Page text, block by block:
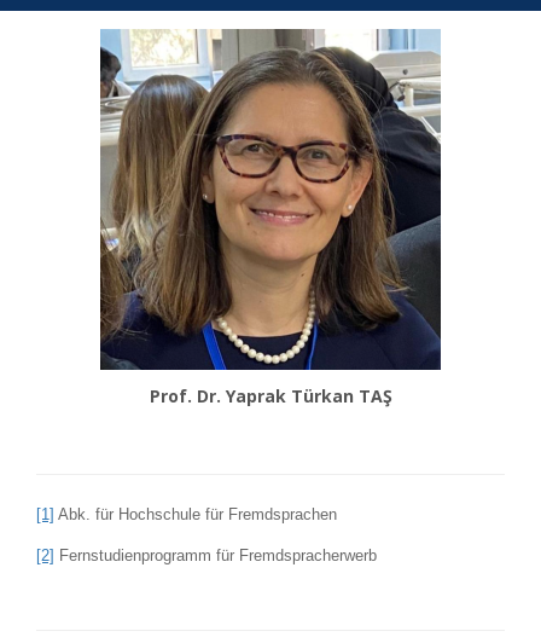
Prof. Dr. Yaprak Türkan TAŞ
[1] Abk. für Hochschule für Fremdsprachen
[2] Fernstudienprogramm für Fremdspracherwerb